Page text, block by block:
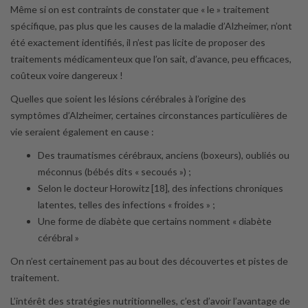
Même si on est contraints de constater que « le » traitement
spécifique, pas plus que les causes de la maladie d’Alzheimer, n’ont
été exactement identifiés, il n’est pas licite de proposer des
traitements médicamenteux que l’on sait, d’avance, peu efficaces,
coûteux voire dangereux !
Quelles que soient les lésions cérébrales à l’origine des
symptômes d’Alzheimer, certaines circonstances particulières de
vie seraient également en cause :
Des traumatismes cérébraux, anciens (boxeurs), oubliés ou
méconnus (bébés dits « secoués ») ;
Selon le docteur Horowitz [18], des infections chroniques
latentes, telles des infections « froides » ;
Une forme de diabète que certains nomment « diabète
cérébral »
On n’est certainement pas au bout des découvertes et pistes de
traitement.
L’intérêt des stratégies nutritionnelles, c’est d’avoir l’avantage de